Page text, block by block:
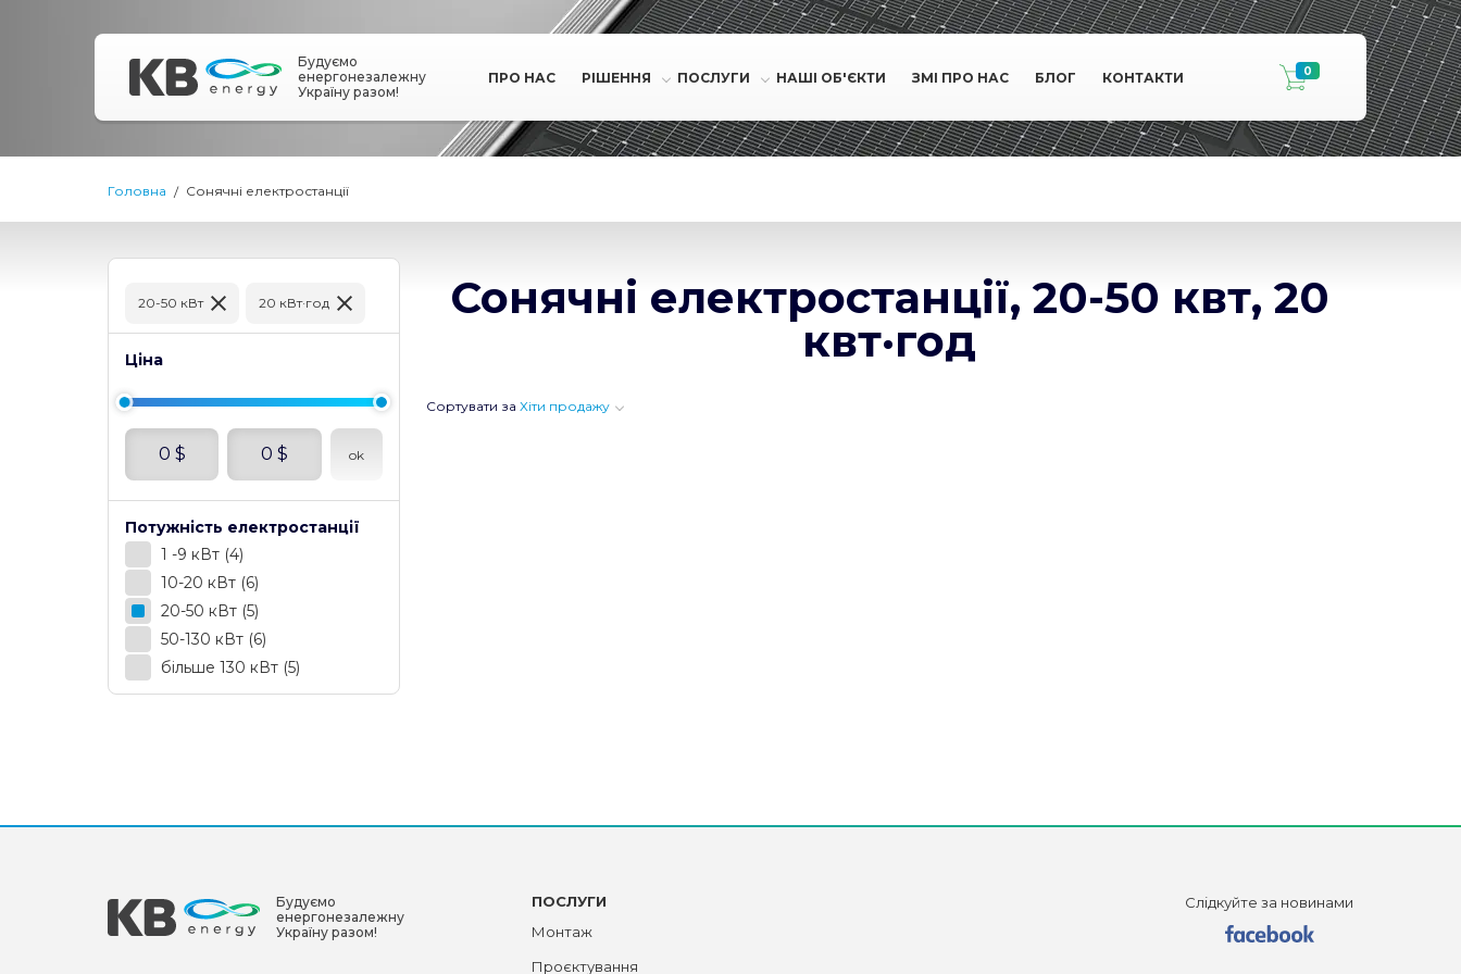
Будуємо
енергонезалежну
Україну разом!
ПРО НАС РІШЕННЯ ПОСЛУГИ НАШІ ОБ'ЄКТИ ЗМІ ПРО НАС БЛОГ КОНТАКТИ 0
Головна Сонячні електростанції
20-50 кВт 20 кВт·год
Ціна
0 $ 0 $ ok
Потужність електростанції
1 -9 кВт (4)
10-20 кВт (6)
20-50 кВт (5)
50-130 кВт (6)
більше 130 кВт (5)
Сонячні електростанції, 20-50 квт, 20
квт·год
Сортувати за Хіти продажу
Будуємо
енергонезалежну
Україну разом!
ПОСЛУГИ
Монтаж
Проєктування
Слідкуйте за новинами